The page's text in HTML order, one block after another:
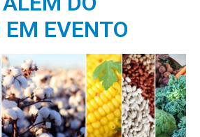
EVENTO